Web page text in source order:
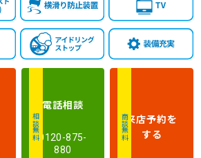
相談無料
電話相談
0120-875-
880
商談無料来店予約を
する